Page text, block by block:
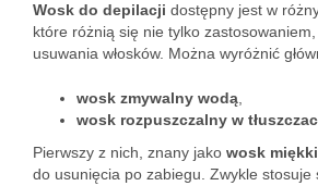
Wosk do depilacji dostępny jest w
które różnią się nie tylko
usuwania włosków. Można wyróżnić
wosk zmywalny wodą
wosk rozpuszczalny w
Pierwszy z nich, znany jako wosk miękki
do usunięcia po zabiegu. Zwykle stosuje